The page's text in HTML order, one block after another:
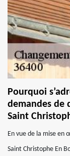
Pourquoi
demandes de
Saint
En vue de la mise en
Saint Christophe En